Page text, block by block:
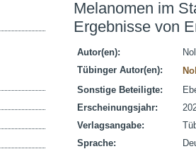
Melanomen im
Ergebnisse von
Autor(en):
Tübinger Autor(en):
Sonstige Beteiligte:
Erscheinungsjahr:
Verlagsangabe:
Sprache: